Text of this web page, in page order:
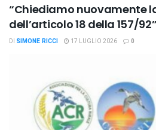
“Chiediamo nuovamente
dell’articolo 18 della 157/92”
DI SIMONE RICCI 17 LUGLIO 2026 0